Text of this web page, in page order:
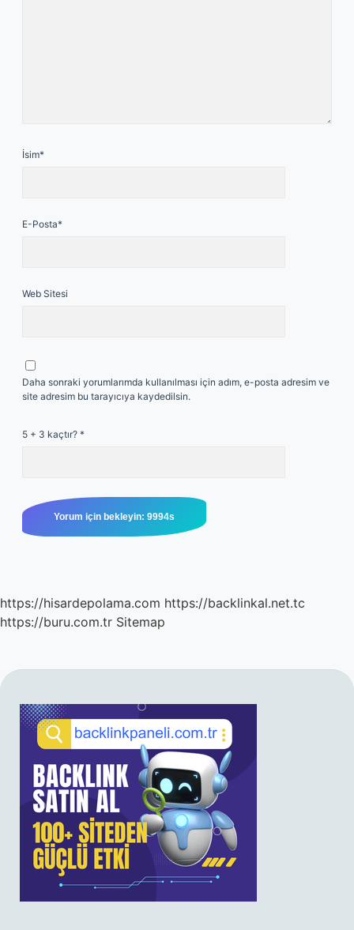
İsim*
E-Posta*
Web Sitesi
Daha sonraki yorumlarımda kullanılması için adım, e-posta adresim ve
site adresim bu tarayıcıya kaydedilsin.
5 + 3 kaçtır? *
https://hisardepolama.com https://backlinkal.net.tc
https://buru.com.tr Sitemap
SIDEBAR